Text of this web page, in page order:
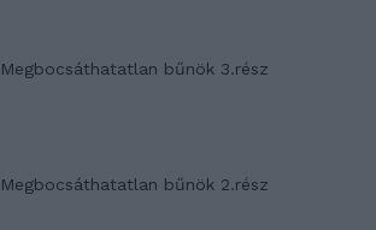
Megbocsáthatatlan bűnök 3.rész
Megbocsáthatatlan bűnök 2.rész